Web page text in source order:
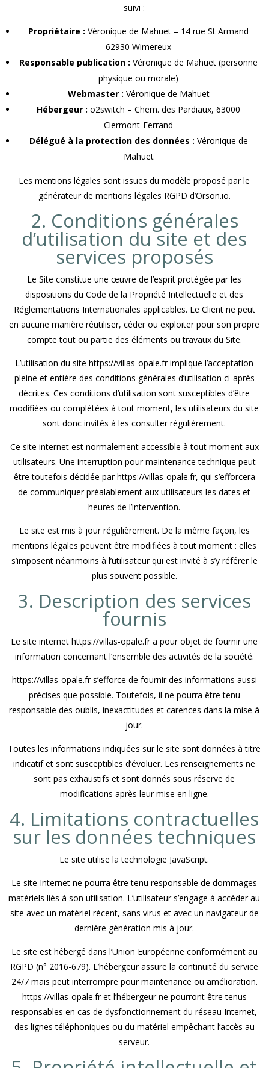
suivi :
Propriétaire : Véronique de Mahuet – 14 rue St Armand
62930 Wimereux
Responsable publication : Véronique de Mahuet (personne
physique ou morale)
Webmaster : Véronique de Mahuet
Hébergeur : o2switch – Chem. des Pardiaux, 63000
Clermont-Ferrand
Délégué à la protection des données : Véronique de
Mahuet
Les mentions légales sont issues du modèle proposé par le
générateur de mentions légales RGPD d’Orson.io.
2. Conditions générales
d’utilisation du site et des
services proposés
Le Site constitue une œuvre de l’esprit protégée par les
dispositions du Code de la Propriété Intellectuelle et des
Réglementations Internationales applicables. Le Client ne peut
en aucune manière réutiliser, céder ou exploiter pour son propre
compte tout ou partie des éléments ou travaux du Site.
L’utilisation du site https://villas-opale.fr implique l’acceptation
pleine et entière des conditions générales d’utilisation ci-après
décrites. Ces conditions d’utilisation sont susceptibles d’être
modifiées ou complétées à tout moment, les utilisateurs du site
sont donc invités à les consulter régulièrement.
Ce site internet est normalement accessible à tout moment aux
utilisateurs. Une interruption pour maintenance technique peut
être toutefois décidée par https://villas-opale.fr, qui s’efforcera
de communiquer préalablement aux utilisateurs les dates et
heures de l’intervention.
Le site est mis à jour régulièrement. De la même façon, les
mentions légales peuvent être modifiées à tout moment : elles
s’imposent néanmoins à l’utilisateur qui est invité à s’y référer le
plus souvent possible.
3. Description des services
fournis
Le site internet https://villas-opale.fr a pour objet de fournir une
information concernant l’ensemble des activités de la société.
https://villas-opale.fr s’efforce de fournir des informations aussi
précises que possible. Toutefois, il ne pourra être tenu
responsable des oublis, inexactitudes et carences dans la mise à
jour.
Toutes les informations indiquées sur le site sont données à titre
indicatif et sont susceptibles d’évoluer. Les renseignements ne
sont pas exhaustifs et sont donnés sous réserve de
modifications après leur mise en ligne.
4. Limitations contractuelles
sur les données techniques
Le site utilise la technologie JavaScript.
Le site Internet ne pourra être tenu responsable de dommages
matériels liés à son utilisation. L’utilisateur s’engage à accéder au
site avec un matériel récent, sans virus et avec un navigateur de
dernière génération mis à jour.
Le site est hébergé dans l’Union Européenne conformément au
RGPD (n° 2016-679). L’hébergeur assure la continuité du service
24/7 mais peut interrompre pour maintenance ou amélioration.
https://villas-opale.fr et l’hébergeur ne pourront être tenus
responsables en cas de dysfonctionnement du réseau Internet,
des lignes téléphoniques ou du matériel empêchant l’accès au
serveur.